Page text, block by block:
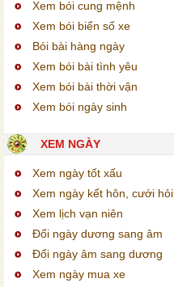
Xem bói cung mệnh
Xem bói biển số xe
Bói bài hàng ngày
Xem bói bài tình yêu
Xem bói bài thời vận
Xem bói ngày sinh
XEM NGÀY
Xem ngày tốt xấu
Xem ngày kết hôn, cưới hỏi
Xem lịch vạn niên
Đổi ngày dương sang âm
Đổi ngày âm sang dương
Xem ngày mua xe